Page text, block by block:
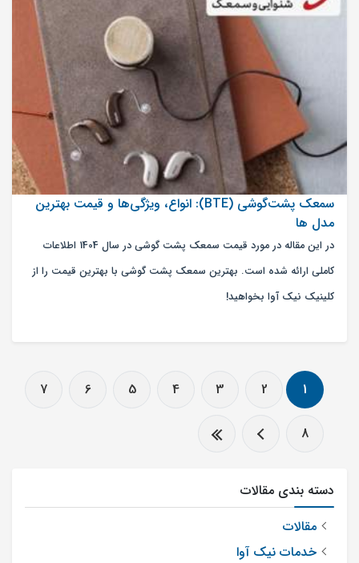
سمعک پشت‌گوشی (BTE): انواع، ویژگی‌ها و قیمت بهترین
مدل ها
در این مقاله در مورد قیمت سمعک پشت گوشی در سال 1404 اطلاعات
کاملی ارائه شده است. بهترین سمعک پشت گوشی با بهترین قیمت را از
کلینیک نیک آوا بخواهید!
1
2
3
4
5
6
7
8
دسته بندی مقالات
مقالات
خدمات نیک آوا